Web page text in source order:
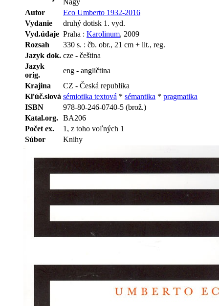
Nagy
Autor
Eco Umberto 1932-2016
Vydanie
druhý dotisk 1. vyd.
Vyd.údaje Praha : Karolinum, 2009
Rozsah
330 s. : čb. obr., 21 cm + lit., reg.
Jazyk dok. cze - čeština
Jazyk
orig.
eng - angličtina
Krajina
CZ - Česká republika
Kľúč.slová sémiotika textová * sémantika * pragmatika
ISBN
978-80-246-0740-5 (brož.)
Katal.org. BA206
Počet ex.
1, z toho voľných 1
Súbor
Knihy